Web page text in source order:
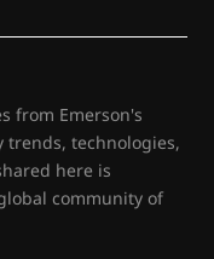
from Emerson's
technologies,
here is
community of